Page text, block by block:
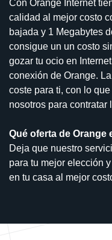
Con Orange Internet
calidad al mejor costo
bajada y 1 Megabytes
consigue un un costo
gozar tu ocio en
conexión de Orange.
coste para ti, con lo
nosotros para contratar
Qué oferta de Orange
Deja que nuestro
para tu mejor elección
en tu casa al mejor